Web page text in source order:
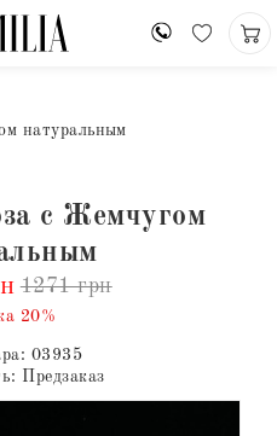
натуральным
с Жемчугом
1271 грн
20%
03935
Предзаказ